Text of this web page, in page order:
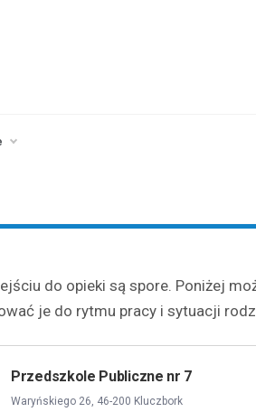
do opieki są spore. Poniżej
je do rytmu pracy i sytuacji
Przedszkole Publiczne nr 7
Waryńskiego 26, 46-200 Kluczbork